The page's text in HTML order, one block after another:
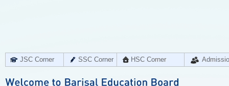
JSC Corner SSC Corner HSC Corner